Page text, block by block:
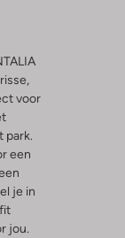
voor
park.
een
je in
jou.